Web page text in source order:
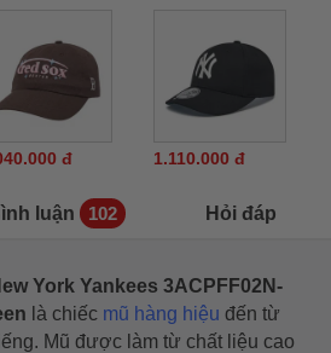
đ 1.110.000 đ
luận 102 Hỏi đáp
York Yankees 3ACPFF02N-
là chiếc mũ hàng hiệu đến từ
Mũ được làm từ chất liệu cao